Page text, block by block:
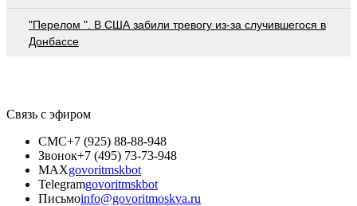
"Перелом ". В США забили тревогу из-за случившегося в
Донбассе
Связь с эфиром
СМС+7 (925) 88-88-948
Звонок+7 (495) 73-73-948
MAXgovoritmskbot
Telegramgovoritmskbot
Письмоinfo@govoritmoskva.ru